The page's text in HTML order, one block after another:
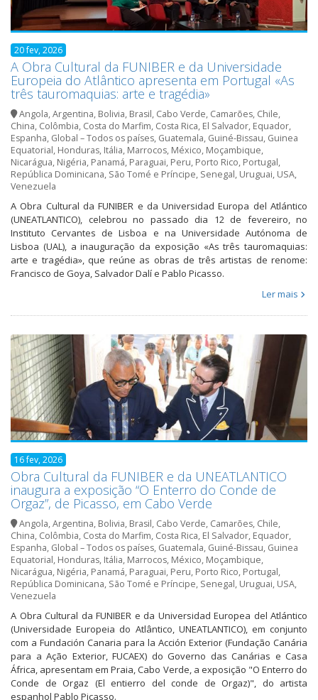
20 fev, 2026
A Obra Cultural da FUNIBER e da Universidade
Europeia do Atlântico apresenta em Portugal «As
três tauromaquias: arte e tragédia»
Angola,Argentina, Bolivia, Brasil, Cabo Verde, Camarões, Chile,
China, Colômbia, Costa do Marfim, Costa Rica, El Salvador, Equador,
Espanha, Global – Todos os países, Guatemala, Guiné-Bissau, Guinea
Equatorial, Honduras, Itália, Marrocos, México, Moçambique,
Nicarágua, Nigéria, Panamá, Paraguai, Peru, Porto Rico, Portugal,
República Dominicana, São Tomé e Príncipe, Senegal, Uruguai, USA,
Venezuela
A Obra Cultural da FUNIBER e da Universidad Europa del Atlántico
(UNEATLANTICO), celebrou no passado dia 12 de fevereiro, no
Instituto Cervantes de Lisboa e na Universidade Autónoma de
Lisboa (UAL), a inauguração da exposição «As três tauromaquias:
arte e tragédia», que reúne as obras de três artistas de renome:
Francisco de Goya, Salvador Dalí e Pablo Picasso.
Ler mais
16 fev, 2026
Obra Cultural da FUNIBER e da UNEATLANTICO
inaugura a exposição “O Enterro do Conde de
Orgaz”, de Picasso, em Cabo Verde
Angola,Argentina, Bolivia, Brasil, Cabo Verde, Camarões, Chile,
China, Colômbia, Costa do Marfim, Costa Rica, El Salvador, Equador,
Espanha, Global – Todos os países, Guatemala, Guiné-Bissau, Guinea
Equatorial, Honduras, Itália, Marrocos, México, Moçambique,
Nicarágua, Nigéria, Panamá, Paraguai, Peru, Porto Rico, Portugal,
República Dominicana, São Tomé e Príncipe, Senegal, Uruguai, USA,
Venezuela
A Obra Cultural da FUNIBER e da Universidad Europea del Atlántico
(Universidade Europeia do Atlântico, UNEATLANTICO), em conjunto
com a Fundación Canaria para la Acción Exterior (Fundação Canária
para a Ação Exterior, FUCAEX) do Governo das Canárias e Casa
África, apresentam em Praia, Cabo Verde, a exposição "O Enterro do
Conde de Orgaz (El entierro del conde de Orgaz)", do artista
espanhol Pablo Picasso.